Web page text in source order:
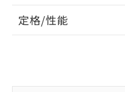
定格/性能